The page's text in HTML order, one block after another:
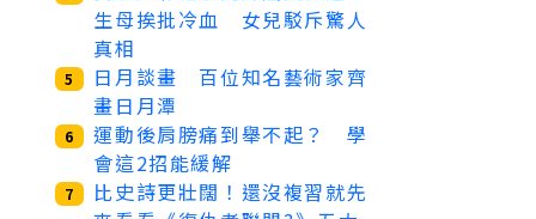
生母挨批冷血 女兒駁斥驚人
真相
5
日月談畫 百位知名藝術家齊
畫日月潭
6
運動後肩膀痛到舉不起？ 學
會這2招能緩解
7
比史詩更壯闊！還沒複習就先